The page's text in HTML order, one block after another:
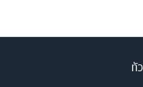
ทั